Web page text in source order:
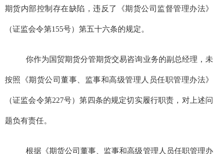
期货内部控制存在缺陷，违反了《期货公司监督管理办法》
（证监会令第155号） 第五十六条的规定。
你作为国贸期货分管期货交易咨询业务的副总经理，未
按照《期货公司董事、监事和高级管理人员任职管理办法》
（证监会令第227号）第四条的规定切实履行职责，对上述问
题负有责任。
根据《期货公司董事、监事和高级管理人员任职管理办